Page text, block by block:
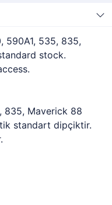
590A1, 535, 835,
stock.
835, Maverick 88
standart dipçiktir.